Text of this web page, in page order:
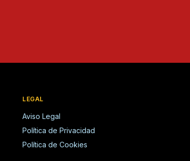
LEGAL
Aviso Legal
Política de Privacidad
Política de Cookies